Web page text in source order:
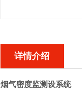
详情介绍
烟气密度监测设系统